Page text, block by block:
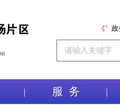
政
服 务